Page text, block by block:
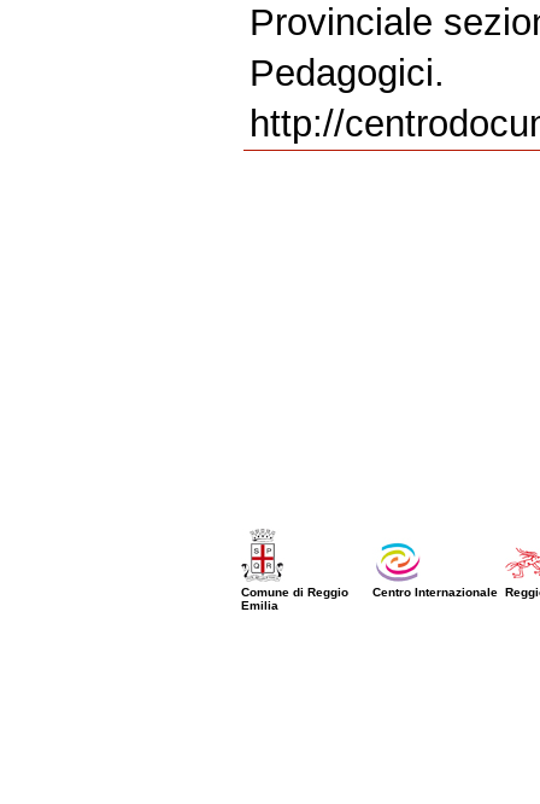
Provinciale
Pedagogici.
http://
Comune di Reggio
Emilia
Centro Internazionale